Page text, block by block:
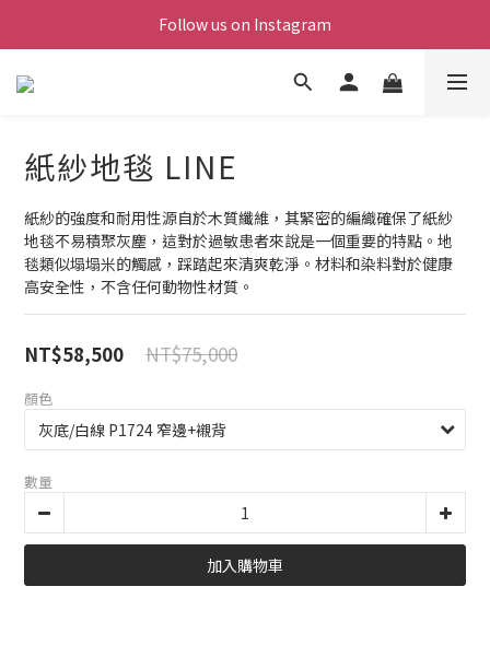
Follow us on Instagram
紙紗地毯 LINE
紙紗的強度和耐用性源自於木質纖維，其緊密的編織確保了紙紗
地毯不易積聚灰塵，這對於過敏患者來說是一個重要的特點。地
毯類似塌塌米的觸感，踩踏起來清爽乾淨。材料和染料對於健康
高安全性，不含任何動物性材質。
NT$75,000
NT$58,500
顏色
數量
加入購物車